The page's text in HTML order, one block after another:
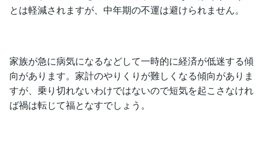
とは軽減されますが、中年期の不運は避けられません。
家族が急に病気になるなどして一時的に経済が低迷する傾
向があります。家計のやりくりが難しくなる傾向がありま
すが、乗り切れないわけではないので短気を起こさなけれ
ば禍は転じて福となすでしょう。